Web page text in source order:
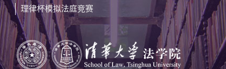
理律杯模拟法庭竞赛